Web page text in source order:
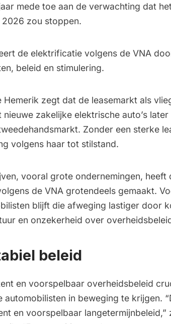
mede toe aan de verwachting dat het
zou stoppen.
de elektrificatie volgens de VNA
beleid en stimulering.
zegt dat de leasemarkt als
zakelijke elektrische auto’s later
Zonder een sterke
volgens haar tot stilstand.
vooral grote ondernemingen, heeft
de VNA grotendeels gemaakt.
blijft die afweging lastiger door
en onzekerheid over
beleid
en voorspelbaar overheidsbeleid
automobilisten in beweging te krijgen.
en voorspelbaar langetermijnbeleid,”